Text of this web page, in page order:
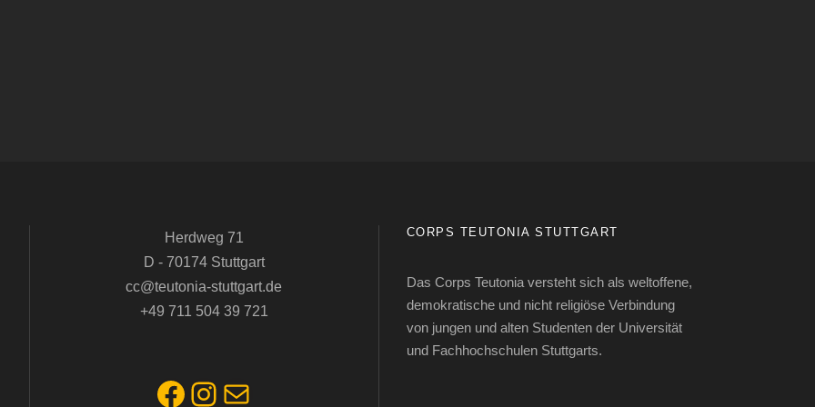
Herdweg 71
D - 70174 Stuttgart
cc@teutonia-stuttgart.de
+49 711 504 39 721
Facebook Instagram E-Mail
CORPS TEUTONIA STUTTGART
Das Corps Teutonia versteht sich als weltoffene,
demokratische und nicht religiöse Verbindung
von jungen und alten Studenten der Universität
und Fachhochschulen Stuttgarts.